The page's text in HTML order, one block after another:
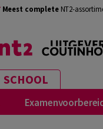
Meest completeNT2-
SCHOOL